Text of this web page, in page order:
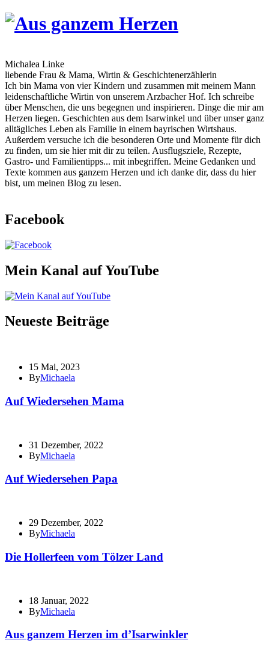
Skip
Michalea Linke
liebende Frau & Mama, Wirtin & Geschichtenerzählerin
Ich bin Mama von vier Kindern und zusammen mit meinem Mann
leidenschaftliche Wirtin von unserem Arzbacher Hof. Ich schreibe
über Menschen, die uns begegnen und inspirieren. Dinge die mir am
Herzen liegen. Geschichten aus dem Isarwinkel und über unser ganz
alltägliches Leben als Familie in einem bayrischen Wirtshaus.
Außerdem versuche ich die besonderen Orte und Momente für dich
zu finden, um sie hier mit dir zu teilen. Ausflugsziele, Rezepte,
Gastro- und Familientipps... mit inbegriffen. Meine Gedanken und
Texte kommen aus ganzem Herzen und ich danke dir, dass du hier
bist, um meinen Blog zu lesen.
Facebook
Mein Kanal auf YouTube
Neueste Beiträge
15 Mai, 2023
ByMichaela
Auf Wiedersehen Mama
31 Dezember, 2022
ByMichaela
Auf Wiedersehen Papa
29 Dezember, 2022
ByMichaela
Die Hollerfeen vom Tölzer Land
18 Januar, 2022
ByMichaela
Aus ganzem Herzen im d’Isarwinkler